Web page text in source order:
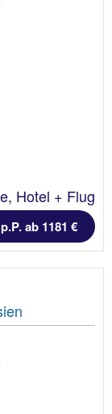
Hotel + Flug
ab 1181 €